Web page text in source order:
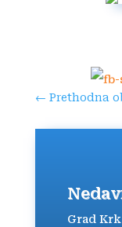
← Prethodna
Grad